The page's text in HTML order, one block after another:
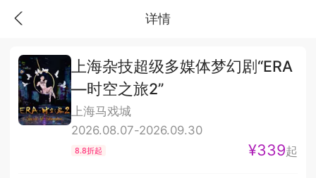
详情
上海杂技超级多媒体梦幻剧“ERA
—时空之旅2”
上海马戏城
2026.08.07-2026.09.30
8.8折起 ¥339起